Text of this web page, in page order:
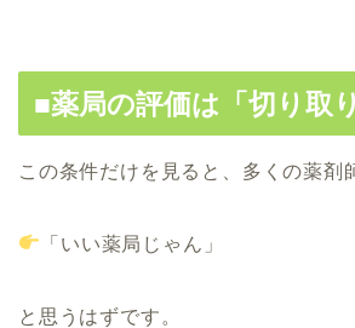
■薬局の評価は「切り取
この条件だけを見ると、多くの薬剤
「いい薬局じゃん」
と思うはずです。